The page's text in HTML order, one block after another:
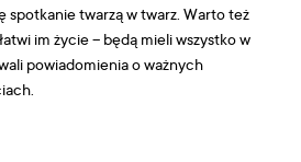
spotkanie twarzą w twarz. Warto też
im życie – będą mieli wszystko w
powiadomienia o ważnych